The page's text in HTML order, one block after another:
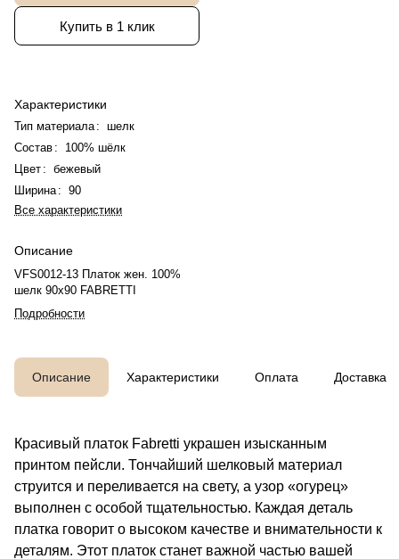
Купить в 1 клик
Характеристики
Тип материала : шелк
Состав :
100% шёлк
Цвет : бежевый
Ширина : 90
Все характеристики
Описание
VFS0012-13 Платок жен. 100%
шелк 90x90 FABRETTI
Подробности
Описание Характеристики Оплата Доставка
Красивый платок Fabretti украшен изысканным
принтом пейсли. Тончайший шелковый материал
струится и переливается на свету, а узор «огурец»
выполнен с особой тщательностью. Каждая деталь
платка говорит о высоком качестве и внимательности к
деталям. Этот платок станет важной частью вашей